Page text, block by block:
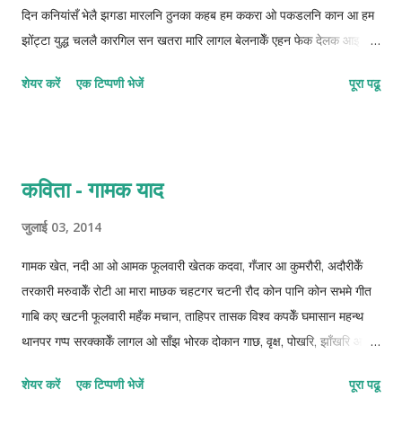
दिन कनियांसँ भेलै झगडा मारलनि ठुनका कहब हम ककरा ओ पकडलनि कान आ हम
झोंट्टा युद्ध चललै कारगिल सन खतरा मारि लागल बेलनाकेँ एहन फेक देलक आइ
सकत कोना यौ ओ हजलकेँ बुझि लए छै फकरा मात्राक्रम: 2122-2122-22 ©
शेयर करें एक टिप्पणी भेजें पूरा पढू
कविता - गामक याद
जुलाई 03, 2014
गामक खेत, नदी आ ओ आमक फूलवारी खेतक कदवा, गँजार आ कुमरौरी, अदौरीकेँ
तरकारी मरुवाकेँ रोटी आ मारा माछक चहटगर चटनी रौद कोन पानि कोन सभमे गीत
गाबि कए खटनी फूलवारी महँक मचान, ताहिपर तासक विश्व कपकेँ घमासान महन्थ
थानपर गप्प सरक्काकेँ लागल ओ साँझ भोरक दोकान गाछ, वृक्ष, पोखरि, झाँखरि आइ
कुन्दन कुमार कर्ण
शेयर करें एक टिप्पणी भेजें पूरा पढू